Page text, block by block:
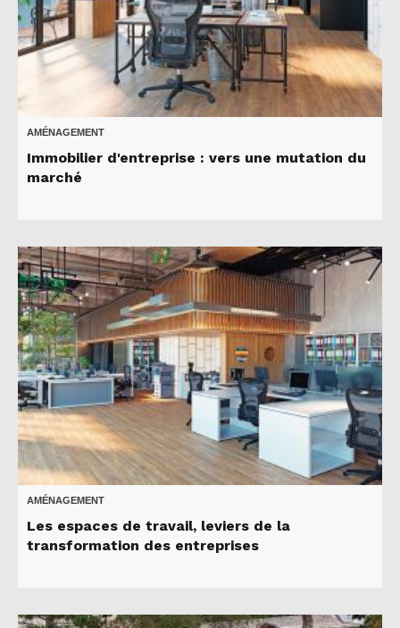
AMÉNAGEMENT
Immobilier d'entreprise : vers une mutation du
marché
AMÉNAGEMENT
Les espaces de travail, leviers de la
transformation des entreprises